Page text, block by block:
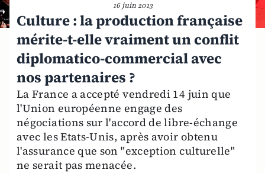
16 juin 2013
Culture : la production française
mérite-t-elle vraiment un conflit
diplomatico-commercial avec
nos partenaires ?
La France a accepté vendredi 14 juin que
l'Union européenne engage des
négociations sur l'accord de libre-échange
avec les Etats-Unis, après avoir obtenu
l'assurance que son "exception culturelle"
ne serait pas menacée.